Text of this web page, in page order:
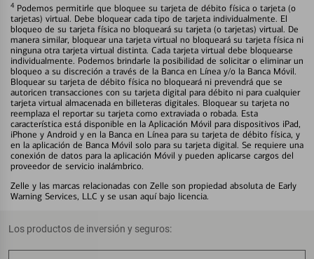
4 Podemos permitirle que bloquee su tarjeta de débito física o tarjeta (o
tarjetas) virtual. Debe bloquear cada tipo de tarjeta individualmente. El
bloqueo de su tarjeta física no bloqueará su tarjeta (o tarjetas) virtual. De
manera similar, bloquear una tarjeta virtual no bloqueará su tarjeta física ni
ninguna otra tarjeta virtual distinta. Cada tarjeta virtual debe bloquearse
individualmente. Podemos brindarle la posibilidad de solicitar o eliminar un
bloqueo a su discreción a través de la Banca en Línea y/o la Banca Móvil.
Bloquear su tarjeta de débito física no bloqueará ni prevendrá que se
autoricen transacciones con su tarjeta digital para débito ni para cualquier
tarjeta virtual almacenada en billeteras digitales. Bloquear su tarjeta no
reemplaza el reportar su tarjeta como extraviada o robada. Esta
característica está disponible en la Aplicación Móvil para dispositivos iPad,
iPhone y Android y en la Banca en Línea para su tarjeta de débito física, y
en la aplicación de Banca Móvil solo para su tarjeta digital. Se requiere una
conexión de datos para la aplicación Móvil y pueden aplicarse cargos del
proveedor de servicio inalámbrico.
Zelle y las marcas relacionadas con Zelle son propiedad absoluta de Early
Warning Services, LLC y se usan aquí bajo licencia.
Los productos de inversión y seguros: